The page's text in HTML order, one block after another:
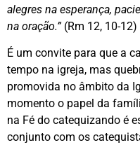
alegres na esperança,
na oração.”(Rm 12, 10-12)
É um convite para que a
tempo na igreja, mas
promovida no âmbito da
momento o papel da
na Fé do catequizando é
conjunto com os